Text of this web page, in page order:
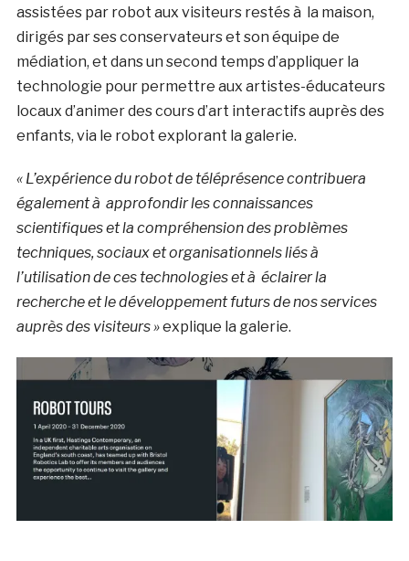
assistées par robot aux visiteurs restés à la maison,
dirigés par ses conservateurs et son équipe de
médiation, et dans un second temps d’appliquer la
technologie pour permettre aux artistes-éducateurs
locaux d’animer des cours d’art interactifs auprès des
enfants, via le robot explorant la galerie.
« L’expérience du robot de téléprésence contribuera
également à approfondir les connaissances
scientifiques et la compréhension des problèmes
techniques, sociaux et organisationnels liés à
l’utilisation de ces technologies et à éclairer la
recherche et le développement futurs de nos services
auprès des visiteurs »explique la galerie.